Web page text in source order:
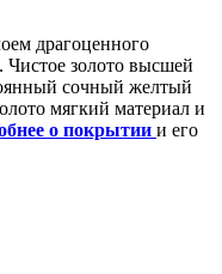
драгоценного
золото высшей
сочный желтый
мягкий материал и
о покрытии и его